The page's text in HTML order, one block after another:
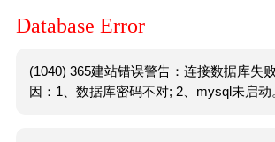
Database Error
(1040) 365建站错误警告：连接数据库失
因：1、数据库密码不对; 2、mysql未启动